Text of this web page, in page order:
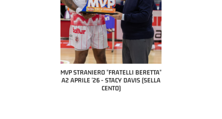
MVP "FRATELLI BERETTA" SAMUEL
DILAS B NAZIONALE APRILE '26 -
MARCO RESTELLI (TAV TREVIGLIO